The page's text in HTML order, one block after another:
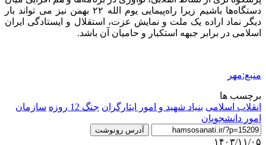
دستگاه‌ها باشیم زیرا راه‌پیمایی یوم الله ۲۲ بهمن نیز می تواند بار
دیگر نماد اراده یک ملت و نمایش عزت، استقلال و ایستادگی ایران
اسلامی در برابر جبهه استکبار و حامیان آن باشد.
منبع:مهر
برچسب ها
انقلاب اسلامی بنیاد شهید و امور ایثارگران جنگ 12 روزه
سازمان
امور دانشجویان
آدرس رونوشت
۱۴۰۳/۱۱/۰۵